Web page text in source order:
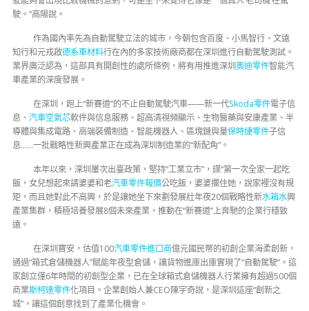
駛。”高陽說。
作為國內率先為自動駕駛立法的城市，今朝包含百度、小馬智行、文遠
知行和元戎啟德系車材料行在內的多家技術廠商都在深圳進行自動駕駛測試。
業界廣泛認為，這部具有開創性的處所條例，將有用推進深圳奧迪零件智能汽
車產業的深度發展。
在深圳，跑上“新賽道”的不止自動駕駛汽車——新一代Skoda零件電子信
息、 汽車空氣芯軟件與信息服務、超高清視頻顯示、生物醫藥與安康產業、半
導體與集成電路、高端裝備制造、智能機器人、區塊鏈與量保時捷零件子信
息……一批戰略性新興產業正在成為深圳制造業的“新配角”。
本年以來，深圳屢次出臺政策，堅持“工業立市”，謀“第一次全家一起吃
飯，女兒想起來請婆婆和老汽車零件報價公吃飯，婆婆攔住她，說家裡沒有規
矩，而且她對此不高興，於是讓她坐下來劃發展壯年夜20個戰略性新水箱水興
產業集群，積極培養發展8個未來產業，推動在“新賽道”上奔馳的企業行穩致
遠。
在深圳寶安，估值100汽車零件進口商億元國民幣的初創企業海柔創新，
通過“箱式倉儲機器人”賦能年夜型倉儲，讓貨物進庫出庫實現了“自動駕駛”。這
家創立僅6年時間的初創型企業，已在全球箱式倉儲機器人行業擁有超過500個
商業斯柯達零件化項目。企業創始人兼CEO陳宇奇說，是深圳這座“創新之
城”，讓這個創意找到了產業化機會。